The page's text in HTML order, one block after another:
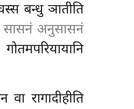
बन्धु ञातीति
सासनं अनुसासनं
गोतमपरियायानि
रागादीहीति